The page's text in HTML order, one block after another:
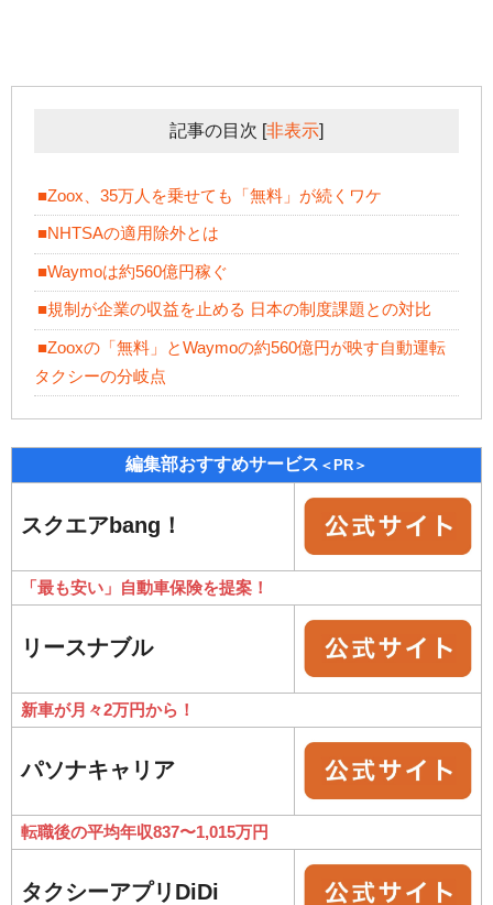
記事の目次 [非表示]
■Zoox、35万人を乗せても「無料」が続くワケ
■NHTSAの適用除外とは
■Waymoは約560億円稼ぐ
■規制が企業の収益を止める 日本の制度課題との対比
■Zooxの「無料」とWaymoの約560億円が映す自動運転
タクシーの分岐点
編集部おすすめサービス ＜PR＞
スクエアbang！
「最も安い」自動車保険を提案！
リースナブル
新車が月々2万円から！
パソナキャリア
転職後の平均年収837〜1,015万円
タクシーアプリDiDi